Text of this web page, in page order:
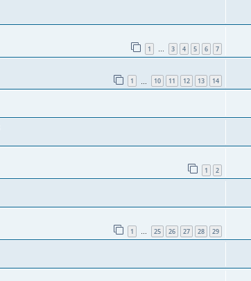
1 … 3 4 5 6 7
1 10 11 12 13 14
1 2
1 … 25 26 27 28 29